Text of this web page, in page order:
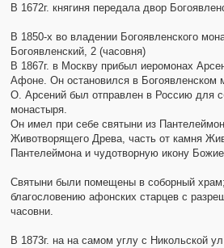
В 1672г. княгиня передала двор
В 1850-х во владении Богоявленского
Богоявленский, 2 (часовня)
В 1867г. в Москву прибыл иеромонах
Афоне. Он остановился в Богоявленском
О. Арсений был отправлен в Россию для
монастыря.
Он имел при себе святыни из
Животворящего Древа, часть от камня
Пантелеймона и чудотворную икону
Святыни были помещены в соборный
благословению афонских старцев с
часовни.
В 1873г. на на самом углу с Никольской